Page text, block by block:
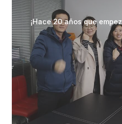
¡Hace 20 años que